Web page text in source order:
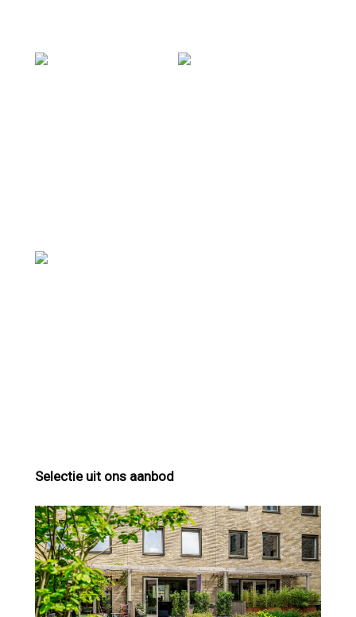
Selectie uit ons aanbod